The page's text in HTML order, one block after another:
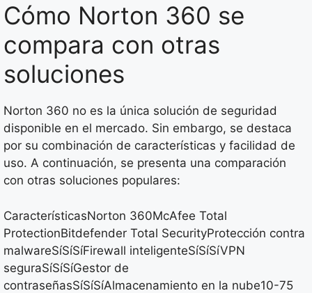
Cómo Norton 360 se
compara con otras
soluciones
Norton 360 no es la única solución de seguridad
disponible en el mercado. Sin embargo, se destaca
por su combinación de características y facilidad de
uso. A continuación, se presenta una comparación
con otras soluciones populares:
CaracterísticasNorton 360McAfee Total
ProtectionBitdefender Total SecurityProtección contra
malwareSíSíSíFirewall inteligenteSíSíSíVPN
seguraSíSíSíGestor de
contraseñasSíSíSíAlmacenamiento en la nube10-75